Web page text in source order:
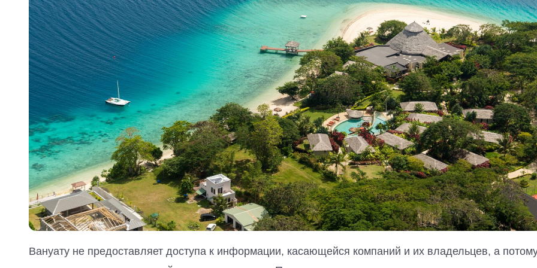
Вануату не предоставляет доступа к информации, касающейся компаний и их владельцев, а